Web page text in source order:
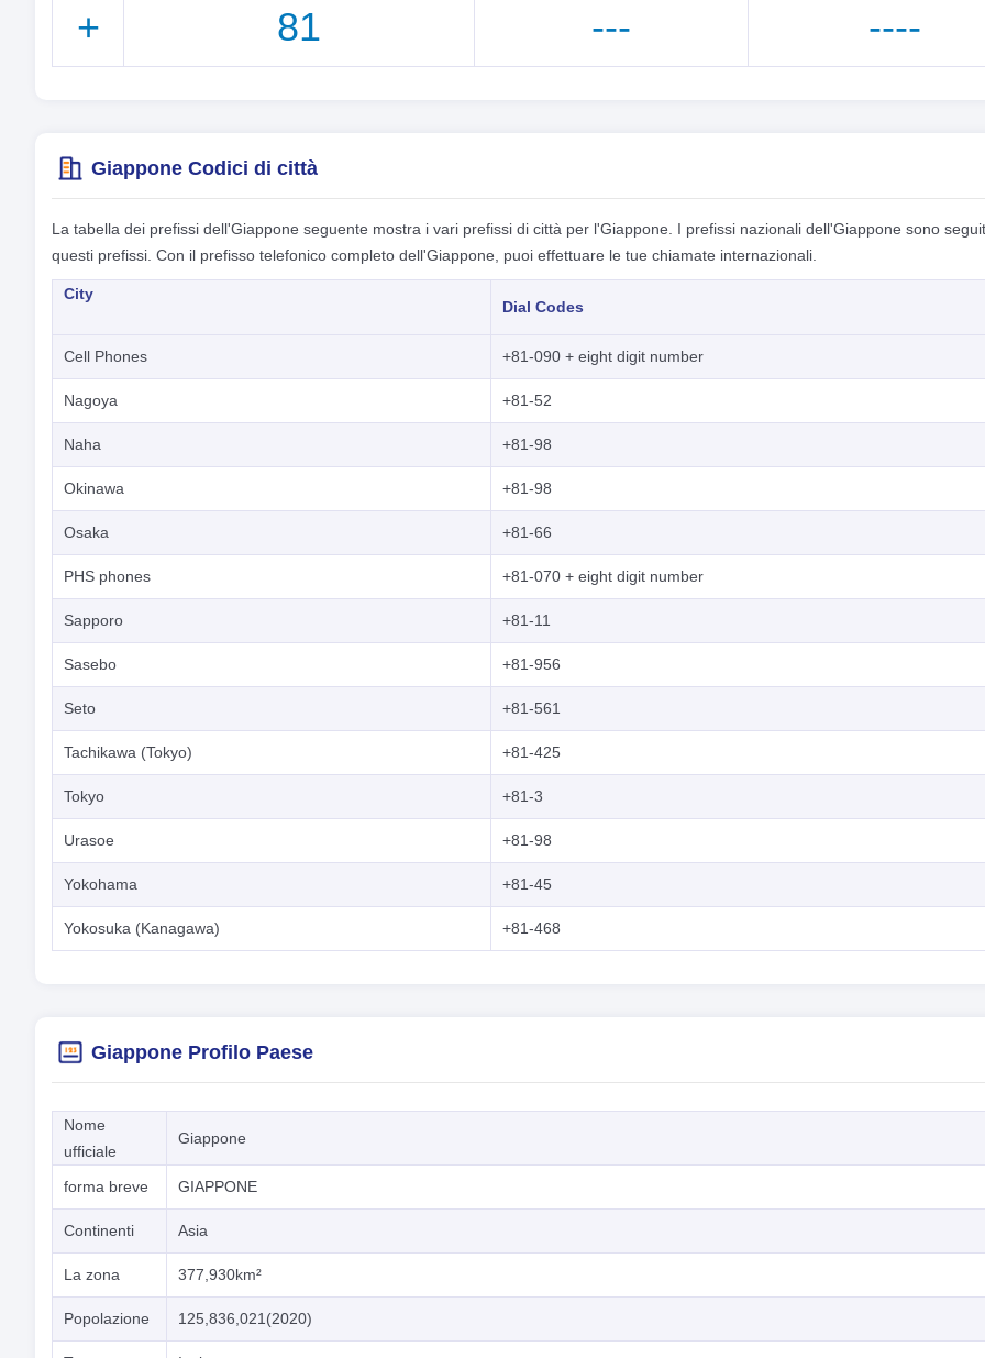
+ 81 --- ----
Giappone Codici di città
La tabella dei prefissi dell'Giappone seguente mostra i vari prefissi di città per l'Giappone. I prefissi nazionali dell'Giappone sono
questi prefissi. Con il prefisso telefonico completo dell'Giappone, puoi effettuare le tue chiamate internazionali.
City
Dial Codes
Cell Phones +81-090 + eight digit number
Nagoya +81-52
Naha +81-98
Okinawa +81-98
Osaka +81-66
PHS phones +81-070 + eight digit number
Sapporo +81-11
Sasebo +81-956
Seto +81-561
Tachikawa (Tokyo) +81-425
Tokyo +81-3
Urasoe +81-98
Yokohama +81-45
Yokosuka (Kanagawa) +81-468
Giappone Profilo Paese
Nome
ufficiale
Giappone
forma breve GIAPPONE
Continenti Asia
La zona 377,930km²
Popolazione 125,836,021(2020)